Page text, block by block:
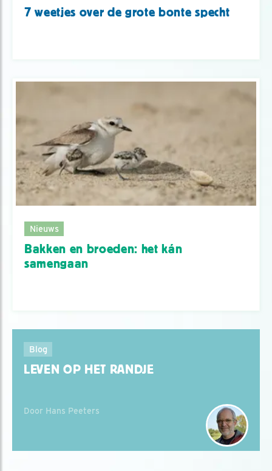
7 weetjes over de grote bonte specht
Nieuws
Bakken en broeden: het kán
samengaan
Blog
LEVEN OP HET RANDJE
Door Hans Peeters